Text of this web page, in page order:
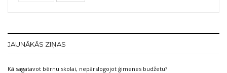
JAUNĀKĀS ZIŅAS
Kā sagatavot bērnu skolai, nepārslogojot ģimenes budžetu?